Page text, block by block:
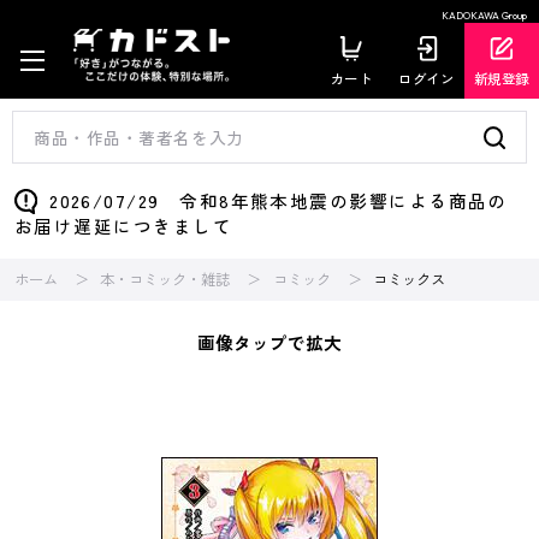
KADOKAWA Group
カート ログイン 新規登録
2026/07/29 令和8年熊本地震の影響による商品の
お届け遅延につきまして
ホーム 本・コミック・雑誌 コミック コミックス
画像タップで拡大